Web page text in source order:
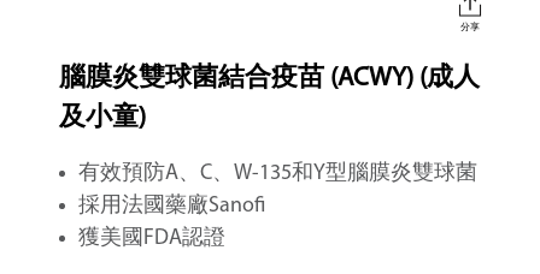
分享
腦膜炎雙球菌結合疫苗 (ACWY) (成人
及小童)
有效預防A、C、W-135和Y型腦膜炎雙球菌
採用法國藥廠Sanofi
獲美國FDA認證